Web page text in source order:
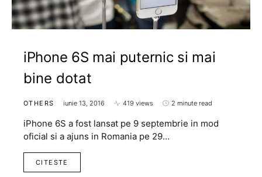
iPhone 6S mai puternic si mai
bine dotat
OTHERS iunie 13, 2016 419 views 2 minute read
iPhone 6S a fost lansat pe 9 septembrie in mod
oficial si a ajuns in Romania pe 29…
CITESTE